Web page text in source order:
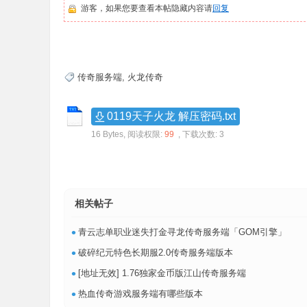
游客，如果您要查看本帖隐藏内容请回复
传奇服务端, 火龙传奇
0119天子火龙 解压密码.txt
16 Bytes, 阅读权限: 99 , 下载次数: 3
相关帖子
• 青云志单职业迷失打金寻龙传奇服务端「GOM引擎」
• 破碎纪元特色长期服2.0传奇服务端版本
• [地址无效] 1.76独家金币版江山传奇服务端
• 热血传奇游戏服务端有哪些版本